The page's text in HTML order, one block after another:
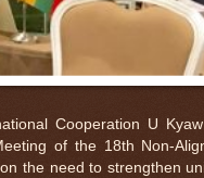
Cooperation U
of the 18th Non-
the need to strengthen